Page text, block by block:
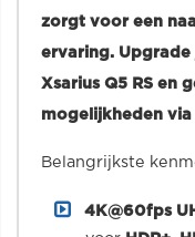
zorgt voor een
ervaring.
Xsarius Q5 RS en
mogelijkheden
Belangrijkste
4K@60fps